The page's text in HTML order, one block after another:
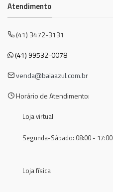
Atendimento
(41) 3472-3131
(41) 99532-0078
venda@baiaazul.com.br
Horário de Atendimento:
Loja virtual
Segunda-Sábado: 08:00 - 17:00
Loja física